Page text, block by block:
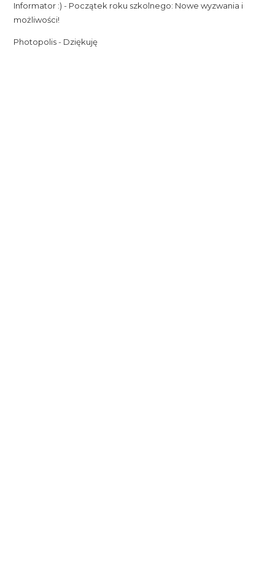
Informator :) - Początek roku szkolnego: Nowe wyzwania i
możliwości!
Photopolis- Dziękuję